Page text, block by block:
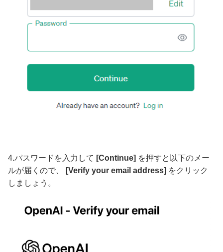
4.パスワードを入力して [Continue] を押すと以下のメー
ルが届くので、
[Verify your email address] をクリック
しましょう。